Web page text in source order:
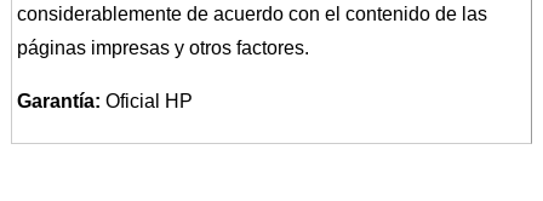
considerablemente de acuerdo con el contenido de las
páginas impresas y otros factores.
Garantía: Oficial HP